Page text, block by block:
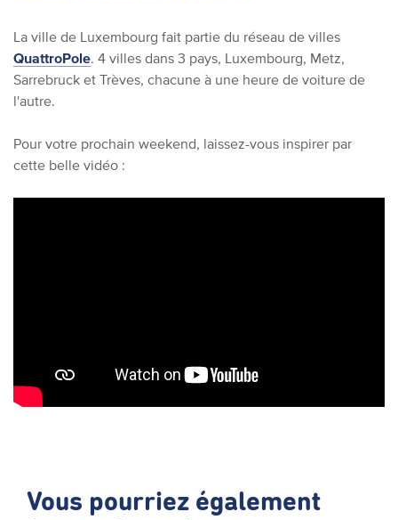
La ville de Luxembourg fait partie du réseau de villes
QuattroPole. 4 villes dans 3 pays, Luxembourg, Metz,
Sarrebruck et Trèves, chacune à une heure de voiture de
l'autre.
Pour votre prochain weekend, laissez-vous inspirer par
cette belle vidéo :
Vous pourriez également